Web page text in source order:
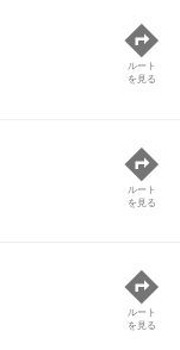
ルート
を見る
ルート
を見る
ルート
を見る